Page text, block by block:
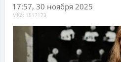
17:57, 30 ноября 2025
MKZ: 1517173